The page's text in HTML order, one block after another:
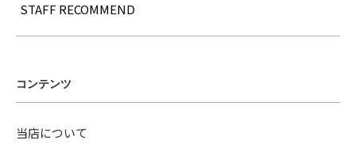
STAFF RECOMMEND
コンテンツ
当店について